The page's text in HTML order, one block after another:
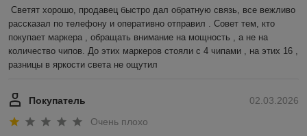
Светят хорошо, продавец быстро дал обратную связь, все вежливо
рассказал по телефону и оперативно отправил . Совет тем, кто
покупает маркера , обращать внимание на мощность , а не на
количество чипов. До этих маркеров стояли с 4 чипами , на этих 16 ,
разницы в яркости света не ощутил
02.03.2026
Покупатель
Очень плохо